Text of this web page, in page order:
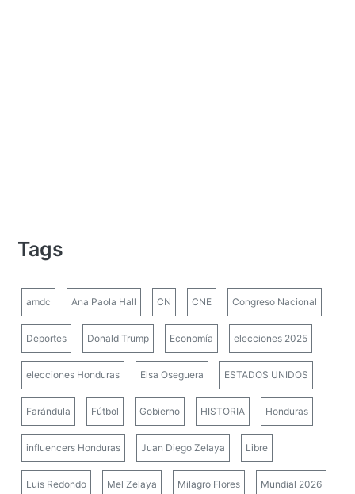
Tags
amdc Ana Paola Hall CN CNE Congreso Nacional
Deportes Donald Trump Economía elecciones 2025
elecciones Honduras Elsa Oseguera ESTADOS UNIDOS
Farándula Fútbol Gobierno HISTORIA Honduras
influencers Honduras Juan Diego Zelaya Libre
Luis Redondo Mel Zelaya Milagro Flores Mundial 2026